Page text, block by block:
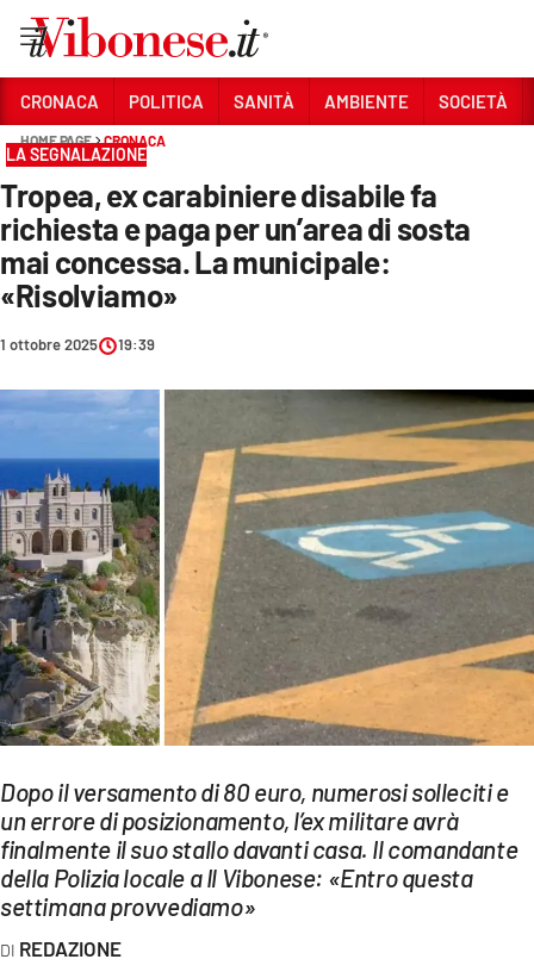
Sezioni
CRONACA
POLITICA
SANITÀ
AMBIENTE
SOCIETÀ
ECONOMIA E LAVORO
EVENTI
SPORT
Streaming
LAC TV
LAC ONAIR
LaC
Network
LACPLAY.IT
CRONACA POLITICA SANITÀ AMBIENTE SOCIETÀ
HOME PAGE CRONACA
LA SEGNALAZIONE
Tropea, ex carabiniere disabile fa
richiesta e paga per un’area di sosta
mai concessa. La municipale:
«Risolviamo»
1 ottobre 2025 19:39
Dopo il versamento di 80 euro, numerosi solleciti e
un errore di posizionamento, l’ex militare avrà
finalmente il suo stallo davanti casa. Il comandante
della Polizia locale a Il Vibonese: «Entro questa
settimana provvediamo»
REDAZIONE